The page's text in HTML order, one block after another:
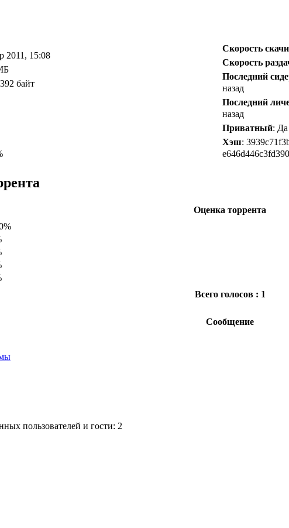
2011, 15:08
байт
Скорость
Скорость
Последний
назад
Последний
назад
Приватный:
Хэш:
Оценка торрента
Всего голосов : 1
Сообщение
пользователей и гости: 2